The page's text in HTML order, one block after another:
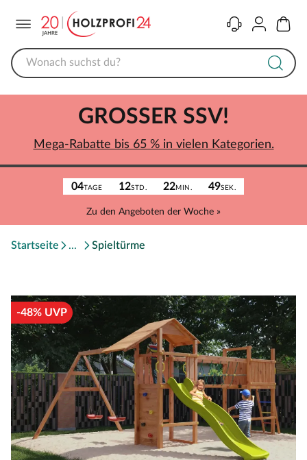
KontaktKonto
04TAGE 12STD. 22MIN. 49SEK.
Zu den Angeboten der Woche »
GROSSER SSV!
Mega-Rabatte bis 65 % in vielen Kategorien.
Startseite Spieltürme
-48% UVP